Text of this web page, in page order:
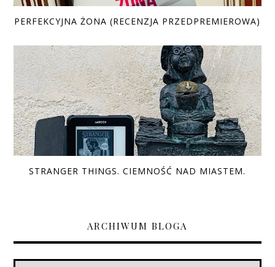
PERFEKCYJNA ŻONA (RECENZJA PRZEDPREMIEROWA)
STRANGER THINGS. CIEMNOŚĆ NAD MIASTEM.
ARCHIWUM BLOGA